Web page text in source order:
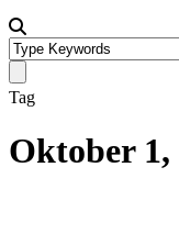
Tag
Oktober 1,